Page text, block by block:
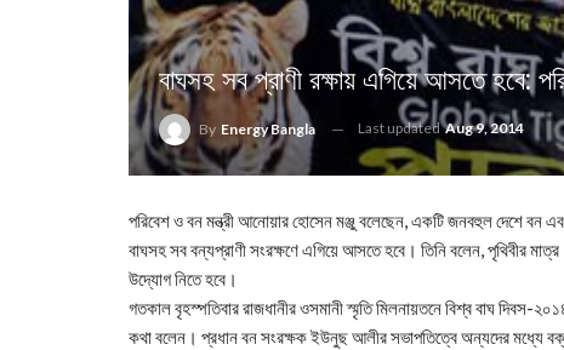
বাঘসহ সব প্রাণী রক্ষায় এগিয়ে আসতে হবে:
By Energy Bangla Last updatedAug 9, 2014
পরিবেশ ও বন মন্ত্রী আনোয়ার হোসেন মঞ্জু বলেছেন, একটি জনবহুল দেশে বন
বাঘসহ সব বন্যপ্রাণী সংরক্ষণে এগিয়ে আসতে হবে। তিনি বলেন, পৃথিবীর
উদ্যোগ নিতে হবে।
গতকাল বৃহস্পতিবার রাজধানীর ওসমানী স্মৃতি মিলনায়তনে বিশ্ব বাঘ
কথা বলেন। প্রধান বন সংরক্ষক ইউনুছ আলীর সভাপতিত্বে অন্যদের মধ্যে